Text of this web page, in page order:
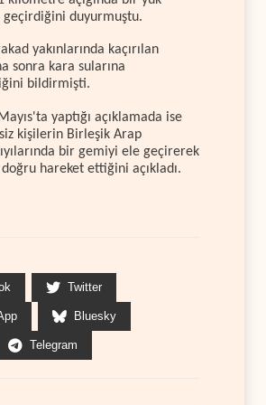
duyurmuştu.
yakınlarında kaçırılan
sonra kara sularına
bildirmişti.
yaptığı açıklamada ise
kişilerin Birleşik Arap
bir gemiyi ele geçirerek
doğru hareket ettiğini açıkladı.
Twitter
Bluesky
Telegram